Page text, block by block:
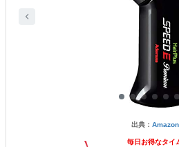
出典： Amazon
毎日お得なタイ